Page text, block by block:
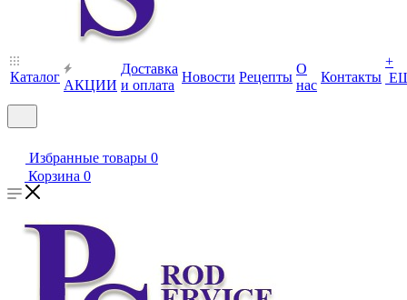
Каталог
АКЦИИ
Доставка
и оплата
Новости Рецепты
О
нас
Контакты
+
Избранные товары 0
Корзина 0